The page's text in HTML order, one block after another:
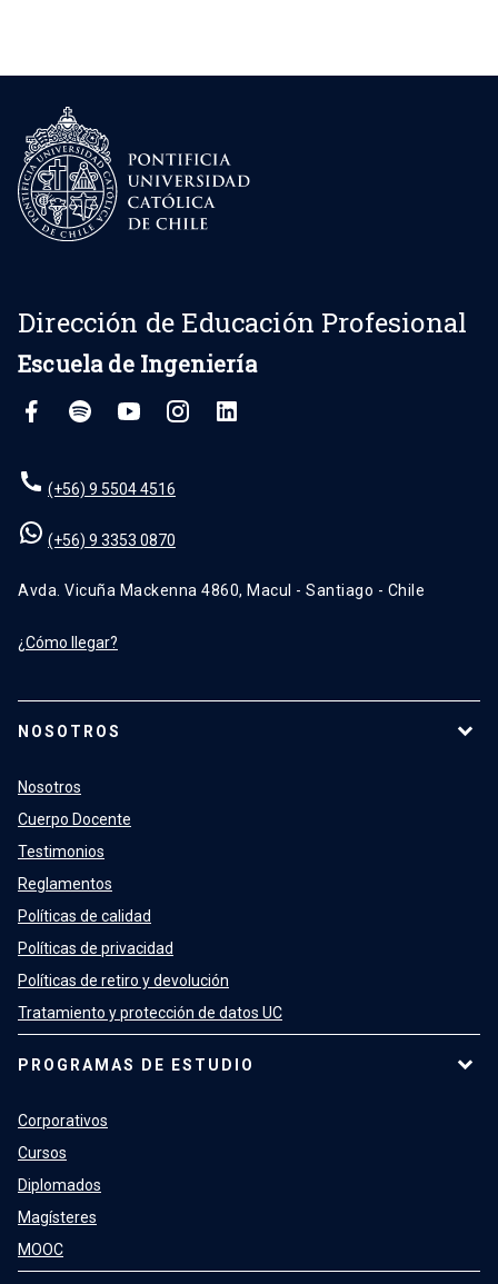
Dirección de Educación Profesional
Escuela de Ingeniería
(+56) 9 5504 4516
(+56) 9 3353 0870
Avda. Vicuña Mackenna 4860, Macul - Santiago - Chile
¿Cómo llegar?
NOSOTROS
Nosotros
Cuerpo Docente
Testimonios
Reglamentos
Políticas de calidad
Políticas de privacidad
Políticas de retiro y devolución
Tratamiento y protección de datos UC
PROGRAMAS DE ESTUDIO
Corporativos
Cursos
Diplomados
Magísteres
MOOC